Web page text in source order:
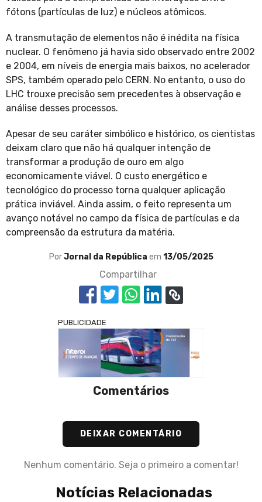
fótons (partículas de luz) e núcleos atômicos.
A transmutação de elementos não é inédita na física
nuclear. O fenômeno já havia sido observado entre 2002
e 2004, em níveis de energia mais baixos, no acelerador
SPS, também operado pelo CERN. No entanto, o uso do
LHC trouxe precisão sem precedentes à observação e
análise desses processos.
Apesar de seu caráter simbólico e histórico, os cientistas
deixam claro que não há qualquer intenção de
transformar a produção de ouro em algo
economicamente viável. O custo energético e
tecnológico do processo torna qualquer aplicação
prática inviável. Ainda assim, o feito representa um
avanço notável no campo da física de partículas e da
compreensão da estrutura da matéria.
PorJornal da República em 13/05/2025
Compartilhar
PUBLICIDADE
Comentários
DEIXAR COMENTÁRIO
Nenhum comentário. Seja o primeiro a comentar!
Notícias Relacionadas